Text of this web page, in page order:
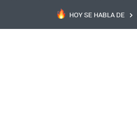
HOY SE HABLA DE